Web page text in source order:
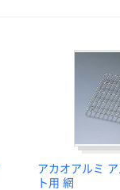
アカオアルミ
ト用 網